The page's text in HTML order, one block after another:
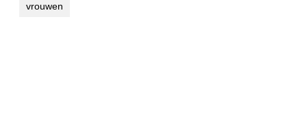
vrouwen